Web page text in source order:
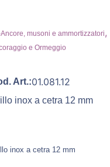
musoni e ammortizzatori,
e Ormeggio
Art.:01.081.12
inox a cetra 12 mm
inox a cetra 12 mm